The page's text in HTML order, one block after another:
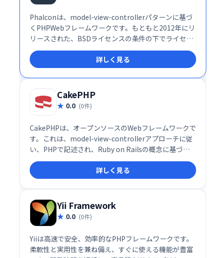
Phalconは、model-view-controllerパターンに基づ
くPHPWebフレームワークです。もともと2012年にリ
リースされた、BSDライセンスの条件の下でライセン
スされたオープンソースフレームワークです。
詳しく見る
CakePHP
0.0 (0件)
CakePHPは、オープンソースのWebフレームワークで
す。これは、model-view-controllerアプローチに従
い、PHPで記述され、Ruby on Railsの概念に基づい
てモデル化され、MITライセンスの下で配布されま
す。
詳しく見る
Yii Framework
0.0 (0件)
Yiiは高速で安全、効率的なPHPフレームワークです。
柔軟性と実用性を兼ね備え、すぐに使える機能が豊富